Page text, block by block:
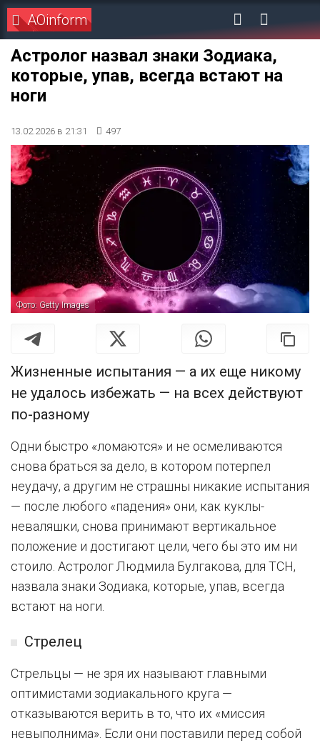
AOinform
Астролог назвал знаки Зодиака,
которые, упав, всегда встают на
ноги
13.02.2026 в 21:31 497
Фото: Getty Images
Жизненные испытания — а их еще никому
не удалось избежать — на всех действуют
по-разному
Одни быстро «ломаются» и не осмеливаются
снова браться за дело, в котором потерпел
неудачу, а другим не страшны никакие испытания
— после любого «падения» они, как куклы-
неваляшки, снова принимают вертикальное
положение и достигают цели, чего бы это им ни
стоило. Астролог Людмила Булгакова, для ТСН,
назвала знаки Зодиака, которые, упав, всегда
встают на ноги.
Стрелец
Стрельцы — не зря их называют главными
оптимистами зодиакального круга —
отказываются верить в то, что их «миссия
невыполнима». Если они поставили перед собой